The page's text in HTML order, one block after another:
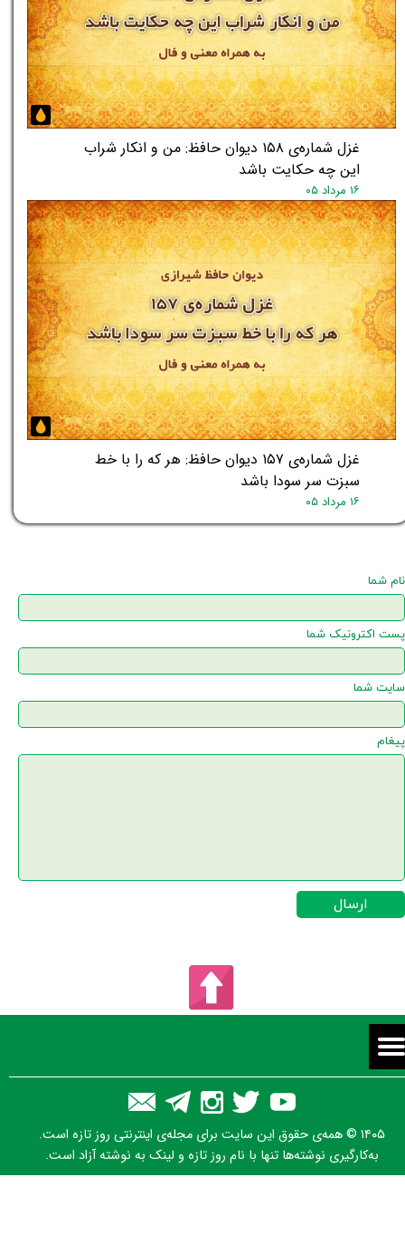
غزل شماره‌ی ۱۵۸ دیوان حافظ: من و انکار شراب
این چه حکایت باشد
۱۶ مرداد ۰۵
غزل شماره‌ی ۱۵۷ دیوان حافظ: هر که را با خط
سبزت سر سودا باشد
۱۶ مرداد ۰۵
نام شما
پست اکترونیک شما
سایت شما
پیغام
ارسال
۱۴۰۵ © همه‌ی حقوق این سایت برای مجله‌ی اینترنتی روز تازه است.
به‌کارگیری نوشته‌ها تنها با نام روز تازه و لینک به نوشته آزاد است.